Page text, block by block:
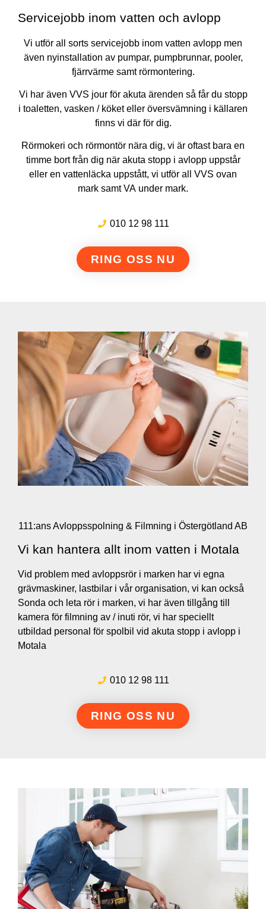
Servicejobb inom vatten och avlopp
Vi utför all sorts servicejobb inom vatten avlopp men
även nyinstallation av pumpar, pumpbrunnar, pooler,
fjärrvärme samt rörmontering.
Vi har även VVS jour för akuta ärenden så får du stopp
i toaletten, vasken / köket eller översvämning i källaren
finns vi där för dig.
Rörmokeri och rörmontör nära dig, vi är oftast bara en
timme bort från dig när akuta stopp i avlopp uppstår
eller en vattenläcka uppstått, vi utför all VVS ovan
mark samt VA under mark.
010 12 98 111
RING OSS NU
111:ans Avloppsspolning & Filmning i Östergötland AB
Vi kan hantera allt inom vatten i Motala
Vid problem med avloppsrör i marken har vi egna
grävmaskiner, lastbilar i vår organisation, vi kan också
Sonda och leta rör i marken, vi har även tillgång till
kamera för filmning av / inuti rör, vi har speciellt
utbildad personal för spolbil vid akuta stopp i avlopp i
Motala
010 12 98 111
RING OSS NU